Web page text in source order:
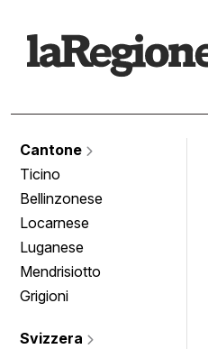
Cantone
Ticino
Bellinzonese
Locarnese
Luganese
Mendrisiotto
Grigioni
Svizzera